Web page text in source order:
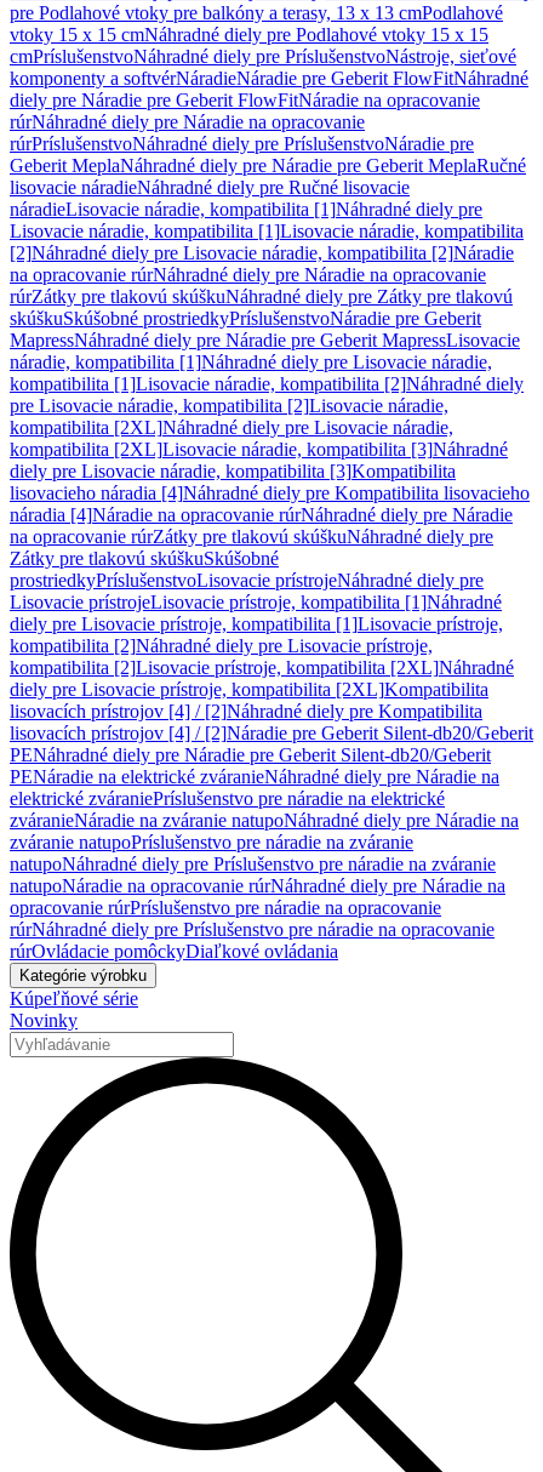
pre Podlahové vtoky pre balkóny a terasy, 13 x 13 cmPodlahové
vtoky 15 x 15 cmNáhradné diely pre Podlahové vtoky 15 x 15
cmPríslušenstvoNáhradné diely pre PríslušenstvoNástroje, sieťové
komponenty a softvérNáradieNáradie pre Geberit FlowFitNáhradné
diely pre Náradie pre Geberit FlowFitNáradie na opracovanie
rúrNáhradné diely pre Náradie na opracovanie
rúrPríslušenstvoNáhradné diely pre PríslušenstvoNáradie pre
Geberit MeplaNáhradné diely pre Náradie pre Geberit MeplaRučné
lisovacie náradieNáhradné diely pre Ručné lisovacie
náradieLisovacie náradie, kompatibilita [1]Náhradné diely pre
Lisovacie náradie, kompatibilita [1]Lisovacie náradie, kompatibilita
[2]Náhradné diely pre Lisovacie náradie, kompatibilita [2]Náradie
na opracovanie rúrNáhradné diely pre Náradie na opracovanie
rúrZátky pre tlakovú skúškuNáhradné diely pre Zátky pre tlakovú
skúškuSkúšobné prostriedkyPríslušenstvoNáradie pre Geberit
MapressNáhradné diely pre Náradie pre Geberit MapressLisovacie
náradie, kompatibilita [1]Náhradné diely pre Lisovacie náradie,
kompatibilita [1]Lisovacie náradie, kompatibilita [2]Náhradné diely
pre Lisovacie náradie, kompatibilita [2]Lisovacie náradie,
kompatibilita [2XL]Náhradné diely pre Lisovacie náradie,
kompatibilita [2XL]Lisovacie náradie, kompatibilita [3]Náhradné
diely pre Lisovacie náradie, kompatibilita [3]Kompatibilita
lisovacieho náradia [4]Náhradné diely pre Kompatibilita lisovacieho
náradia [4]Náradie na opracovanie rúrNáhradné diely pre Náradie
na opracovanie rúrZátky pre tlakovú skúškuNáhradné diely pre
Zátky pre tlakovú skúškuSkúšobné
prostriedkyPríslušenstvoLisovacie prístrojeNáhradné diely pre
Lisovacie prístrojeLisovacie prístroje, kompatibilita [1]Náhradné
diely pre Lisovacie prístroje, kompatibilita [1]Lisovacie prístroje,
kompatibilita [2]Náhradné diely pre Lisovacie prístroje,
kompatibilita [2]Lisovacie prístroje, kompatibilita [2XL]Náhradné
diely pre Lisovacie prístroje, kompatibilita [2XL]Kompatibilita
lisovacích prístrojov [4] / [2]Náhradné diely pre Kompatibilita
lisovacích prístrojov [4] / [2]Náradie pre Geberit Silent-db20/Geberit
PENáhradné diely pre Náradie pre Geberit Silent-db20/Geberit
PENáradie na elektrické zváranieNáhradné diely pre Náradie na
elektrické zváraniePríslušenstvo pre náradie na elektrické
zváranieNáradie na zváranie natupoNáhradné diely pre Náradie na
zváranie natupoPríslušenstvo pre náradie na zváranie
natupoNáhradné diely pre Príslušenstvo pre náradie na zváranie
natupoNáradie na opracovanie rúrNáhradné diely pre Náradie na
opracovanie rúrPríslušenstvo pre náradie na opracovanie
rúrNáhradné diely pre Príslušenstvo pre náradie na opracovanie
rúrOvládacie pomôckyDiaľkové ovládania
Kategórie výrobku
Kúpeľňové série
Novinky